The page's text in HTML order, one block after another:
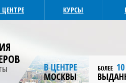
ЦЕНТРЕ КУРСЫ